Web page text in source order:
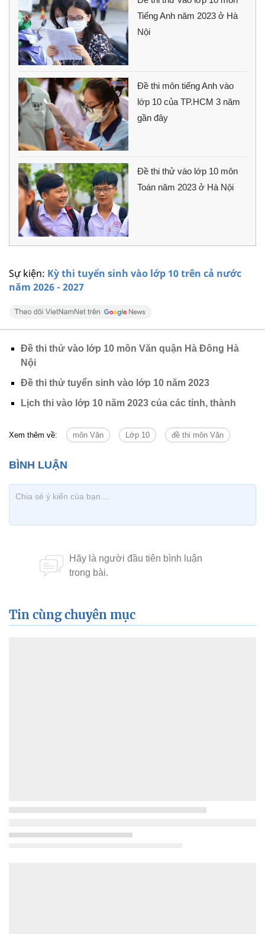
Sự kiện: Kỳ thi tuyển sinh vào lớp 10 trên cả nước
năm 2026 - 2027
Tiếng Anh năm 2023 ở Hà
Nội
Đề thi môn tiếng Anh vào
lớp 10 của TP.HCM 3 năm
gần đây
Đề thi thử vào lớp 10 môn
Toán năm 2023 ở Hà Nội
Đề thi thử vào lớp 10 môn Văn quận Hà Đông Hà
Nội
Đề thi thử tuyển sinh vào lớp 10 năm 2023
Lịch thi vào lớp 10 năm 2023 của các tỉnh, thành
Xem thêm về: môn Văn Lớp 10 đề thi môn Văn
Tin cùng chuyên mục